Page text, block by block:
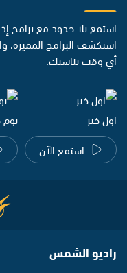
استمع بلا حدود مع برامج
استكشف البرامج المميزة،
أي وقت يناسبك.
اول خبر
استمع الآن
راديو الشمس